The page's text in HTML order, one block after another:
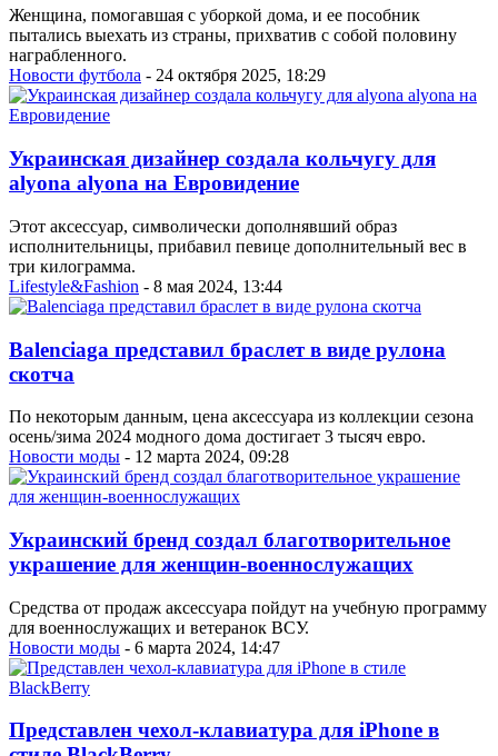
Женщина, помогавшая с уборкой дома, и ее пособник
пытались выехать из страны, прихватив с собой половину
награбленного.
Новости футбола - 24 октября 2025, 18:29
Украинская дизайнер создала кольчугу для
alyona alyona на Евровидение
Этот аксессуар, символически дополнявший образ
исполнительницы, прибавил певице дополнительный вес в
три килограмма.
Lifestyle&Fashion - 8 мая 2024, 13:44
Balenciaga представил браслет в виде рулона
скотча
По некоторым данным, цена аксессуара из коллекции сезона
осень/зима 2024 модного дома достигает 3 тысяч евро.
Новости моды - 12 марта 2024, 09:28
Украинский бренд создал благотворительное
украшение для женщин-военнослужащих
Средства от продаж аксессуара пойдут на учебную программу
для военнослужащих и ветеранок ВСУ.
Новости моды - 6 марта 2024, 14:47
Представлен чехол-клавиатура для iPhone в